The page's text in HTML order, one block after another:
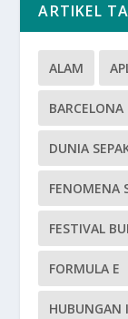
ARTIKEL
ALAM
BARCELONA
DUNIA
FENOMENA
FESTIVAL
FORMULA E
HUBUNGAN